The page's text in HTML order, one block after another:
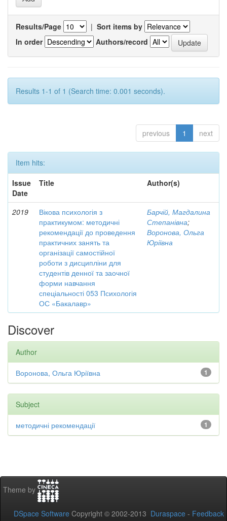
Results/Page | Sort items by
In order
Authors/record
Results 1-1 of 1 (Search time: 0.001 seconds).
previous 1 next
Item hits:
Issue
Date
Title Author(s)
2019
Вікова психологія з
практикумом: методичні
рекомендації до проведення
практичних занять та
організації самостійної
роботи з дисципліни для
студентів денної та заочної
форми навчання
спеціальності 053 Психологія
ОС «Бакалавр»
Барчій, Магдалина
Степанівна;
Воронова, Ольга
Юріївна
Discover
Author
1
Воронова, Ольга Юріївна
Subject
1
методичні рекомендації
Theme by
DSpace Software Copyright © 2002-2013 Duraspace - Feedback